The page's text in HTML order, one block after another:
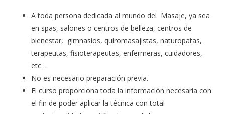
A toda persona dedicada al mundo del Masaje, ya sea
en spas, salones o centros de belleza, centros de
bienestar, gimnasios, quiromasajistas, naturopatas,
terapeutas, fisioterapeutas, enfermeras, cuidadores,
etc…
No es necesario preparación previa.
El curso proporciona toda la información necesaria con
el fin de poder aplicar la técnica con total